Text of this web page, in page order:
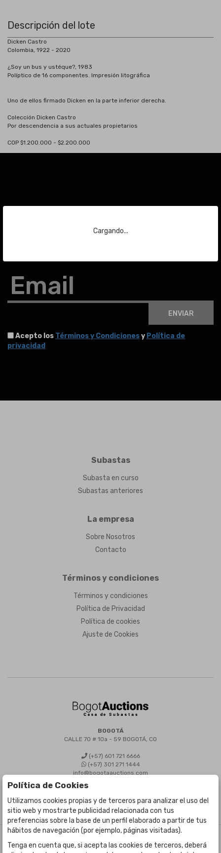
Cargando...
Descripción del lote
Dicken Castro
Colombia, 1922 - 2020
¿Soy un bus y ustéque?, 1983
Políptico de 16 componentes. Impresión litográfica
Uno de ellos firmado Dicken en la parte inferior derecha.
Colección Dicken Castro
Por descendencia a sus actuales propietarios
COP $1.200.000 - $2.200.000
Email
ENVIAR
Acepto los Términos y Condicionesy Política de
privacidad
Subastas
Subasta en curso
Subastas anteriores
La empresa
Sobre Nosotros
Contacto
Términos y condiciones
Términos y condiciones
Política de Privacidad
Política de cookies
Ajuste de Cookies
BOGOTÁ
CALLE 70 # 10a - 59 BOGOTÁ, CO
(+57) 601 721 6666
(+57) 301 271 1444
info@bogotaauctions.com
Política de Cookies
Utilizamos cookies propias y de terceros para analizar el uso del
sitio web y mostrarte publicidad relacionada con tus
preferencias sobre la base de un perfil elaborado a partir de tus
hábitos de navegación (por ejemplo, páginas visitadas).
Tenga en cuenta que, si acepta las cookies de terceros, deberá